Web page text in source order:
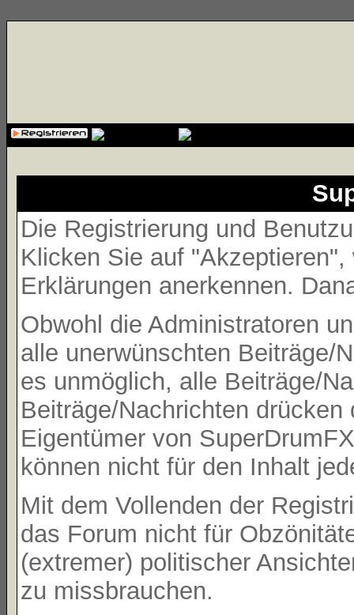
Die Registrierung und
Klicken Sie auf
Erklärungen anerkennen.
Obwohl die Administratoren
alle unerwünschten Beiträge/
es unmöglich, alle Beiträge/
Beiträge/Nachrichten
Eigentümer von
können nicht für den Inhalt
Mit dem Vollenden der
das Forum nicht für
(extremer) politischer
zu missbrauchen.